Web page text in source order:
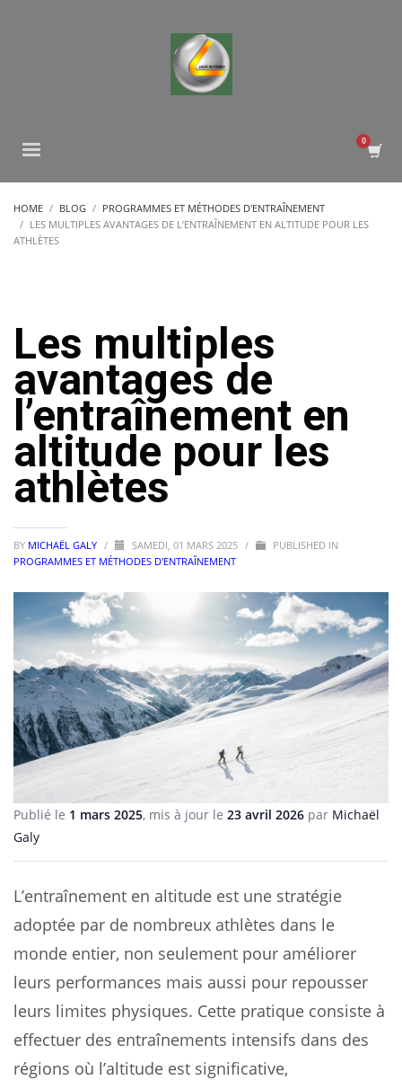
HOME BLOG
PROGRAMMES ET MÉTHODES D'ENTRAÎNEMENT
LES MULTIPLES AVANTAGES DE L’ENTRAÎNEMENT EN ALTITUDE POUR LES
ATHLÈTES
Les multiples
avantages de
l’entraînement en
altitude pour les
athlètes
BY MICHAËL GALY / SAMEDI, 01 MARS 2025 /
PUBLISHED IN
PROGRAMMES ET MÉTHODES D'ENTRAÎNEMENT
Publié le 1 mars 2025, mis à jour le 23 avril 2026 par Michaël
Galy
L’entraînement en altitude est une stratégie
adoptée par de nombreux athlètes dans le
monde entier, non seulement pour améliorer
leurs performances mais aussi pour repousser
leurs limites physiques. Cette pratique consiste à
effectuer des entraînements intensifs dans des
régions où l’altitude est significative,